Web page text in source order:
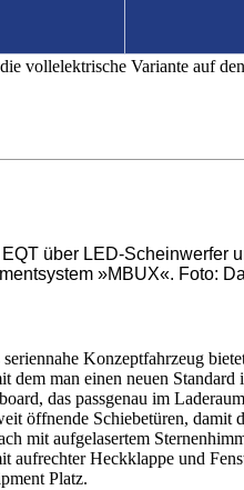
vollelektrische Variante auf
über LED-Scheinwerfer
»MBUX«. Foto:
Konzeptfahrzeug
man einen neuen Standard
das passgenau im
öffnende Schiebetüren, damit
mit aufgelasertem
aufrechter Heckklappe und
Platz.